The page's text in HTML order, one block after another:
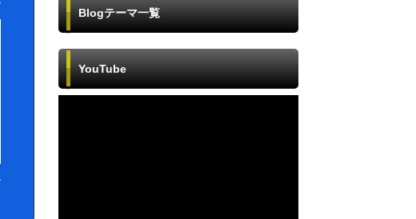
Blogテーマ一覧
YouTube